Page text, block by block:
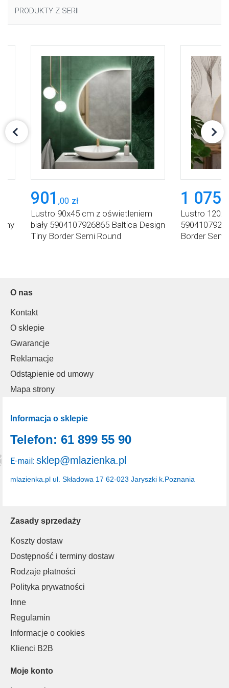
PRODUKTY Z SERII
901 ,00 zł
Lustro 90x45 cm z oświetleniem
biały 5904107926865 Baltica Design
Tiny Border Semi Round
1 075
Lustro
Border Semi
O nas
Kontakt
O sklepie
Gwarancje
Reklamacje
Odstąpienie od umowy
Mapa strony
Zasady sprzedaży
Koszty dostaw
Dostępność i terminy dostaw
Rodzaje płatności
Polityka prywatności
Inne
Regulamin
Informacje o cookies
Klienci B2B
Moje konto
Informacja o sklepie
mlazienka.pl ul. Składowa 17 62-023 Jaryszki k.Poznania
Telefon: 61 899 55 90
E-mail: sklep@mlazienka.pl